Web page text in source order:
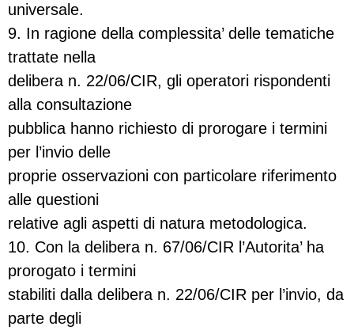
universale.
9. In ragione della complessita’ delle tematiche
trattate nella
delibera n. 22/06/CIR, gli operatori rispondenti
alla consultazione
pubblica hanno richiesto di prorogare i termini
per l’invio delle
proprie osservazioni con particolare riferimento
alle questioni
relative agli aspetti di natura metodologica.
10. Con la delibera n. 67/06/CIR l’Autorita’ ha
prorogato i termini
stabiliti dalla delibera n. 22/06/CIR per l’invio, da
parte degli